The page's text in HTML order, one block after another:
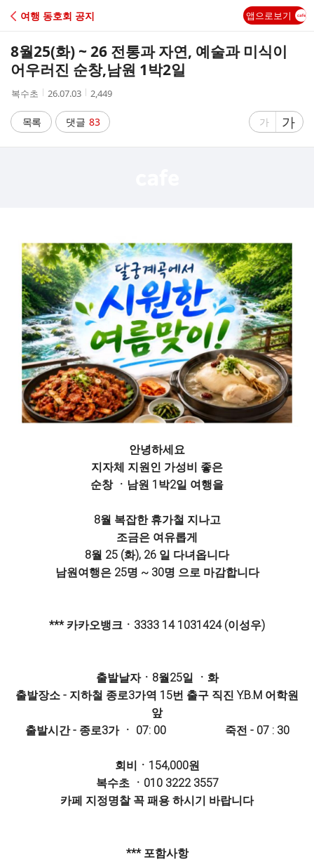
C
A
여행 동호회 공지 앱으로보기
8월25(화) ~ 26 전통과 자연, 예술과 미식이
어우러진 순창,남원 1박2일
작
자
복수초
작
시
간
26.07.03
조
수
2,449
목록 댓글 83
글
가
글
자
가
안녕하세요
지자체 지원인 가성비 좋은
순창 ㆍ남원 1박2일 여행을
8월 복잡한 휴가철 지나고
조금은 여유롭게
8월 25 (화), 26 일 다녀옵니다
남원여행은 25명 ~ 30명 으로 마감합니다
*** 카카오뱅크ㆍ3333 14 1031424 (이성우)
출발날자ㆍ8월25일 ㆍ화
출발장소 - 지하철 종로3가역 15번 출구 직진 Y.B.M 어학원
앞
출발시간 - 종로3가 ㆍ 07: 00 죽전 - 07 : 30
회비ㆍ154,000원
복수초 ㆍ010 3222 3557
카페 지정명찰 꼭 패용 하시기 바랍니다
*** 포함사항